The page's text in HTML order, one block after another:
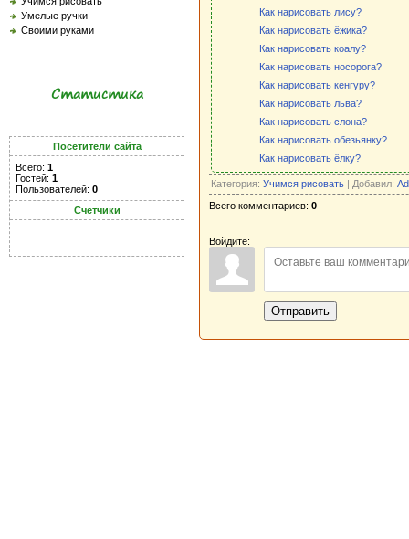
Умелые ручки
Своими руками
Статистика
Посетители сайта
Всего: 1
Гостей: 1
Пользователей: 0
Счетчики
Как нарисовать лису?
Как нарисовать ёжика?
Как нарисовать коалу?
Как нарисовать носорога?
Как нарисовать кенгуру?
Как нарисовать льва?
Как нарисовать слона?
Как нарисовать обезьянку?
Как нарисовать ёлку?
Категория: Учимся рисовать | Добавил:
Всего комментариев: 0
Войдите:
Отправить